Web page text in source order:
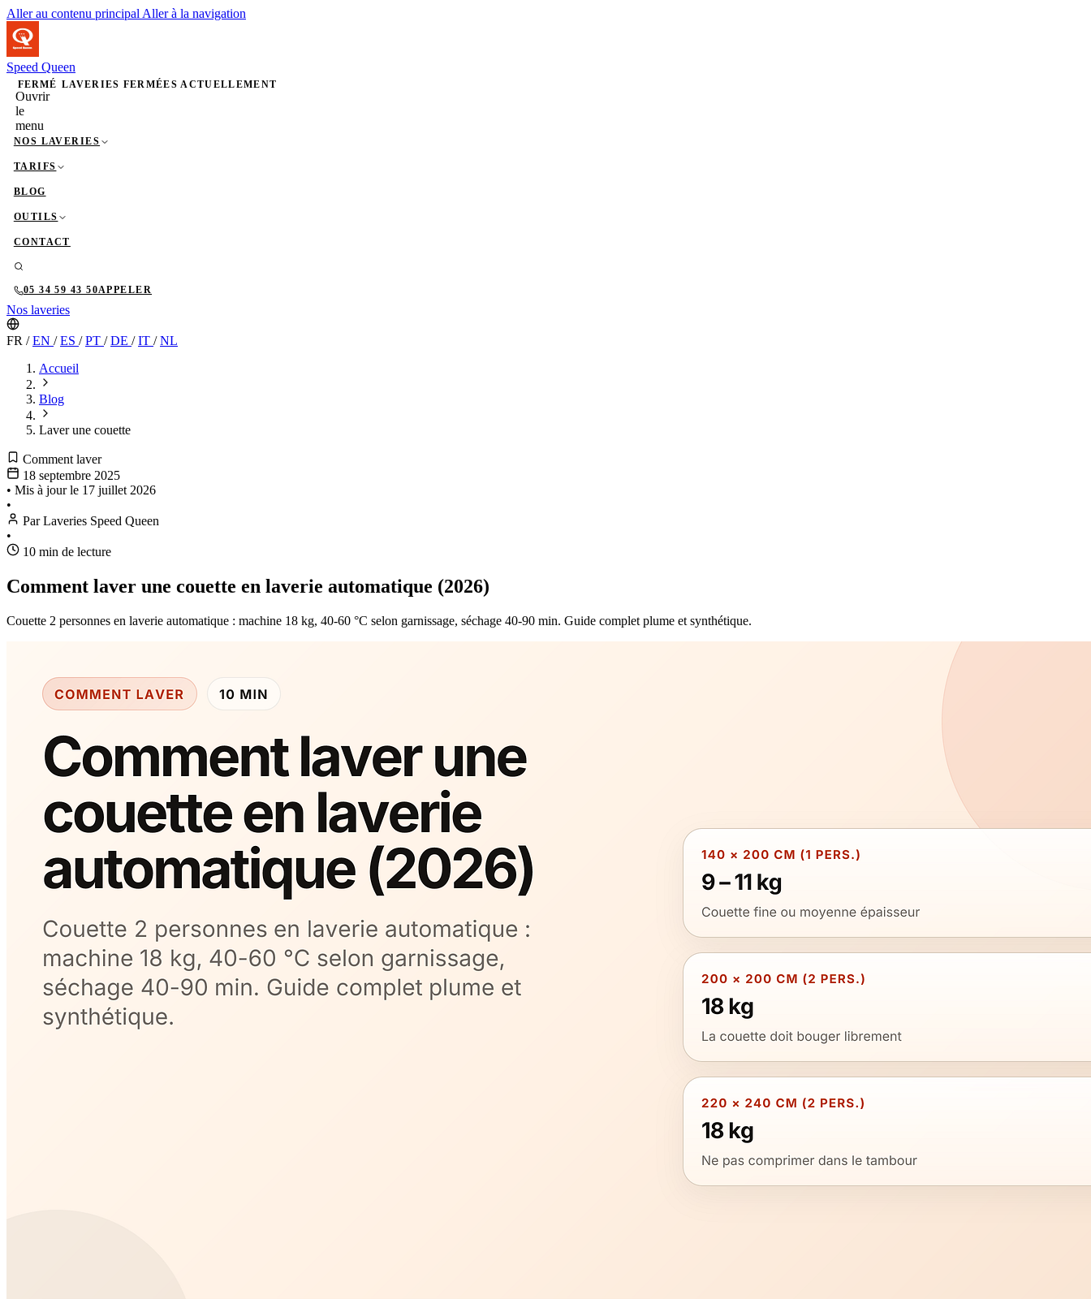
Aller au contenu principal Aller à la navigation
Speed Queen
FERMÉ LAVERIES FERMÉES ACTUELLEMENT
Ouvrir
le
menu
NOS LAVERIES
TARIFS
BLOG
OUTILS
CONTACT
05 34 59 43 50APPELER
Nos laveries
FR /EN /ES /PT /DE /IT /NL
Accueil
Blog
Laver une couette
Comment laver
18 septembre 2025
• Mis à jour le 17 juillet 2026
•
Par Laveries Speed Queen
•
10 min de lecture
Comment laver une couette en laverie automatique (2026)
Couette 2 personnes en laverie automatique : machine 18 kg, 40-60 °C selon garnissage, séchage 40-90 min. Guide complet plume et synthétique.